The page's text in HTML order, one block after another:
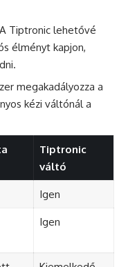
A Tiptronic lehetővé
élményt kapjon,
megakadályozza a
kézi váltónál a
Tiptronic
váltó
Igen
Igen